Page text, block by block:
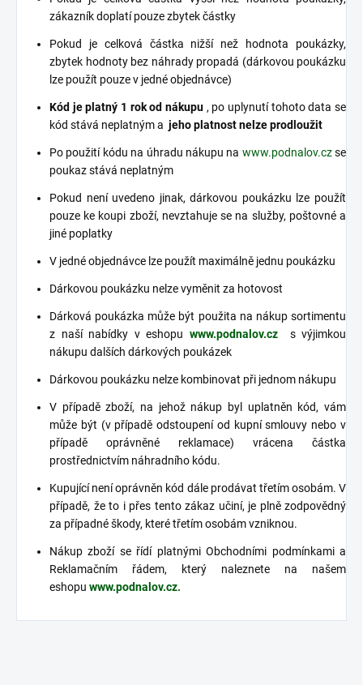
zákazník doplatí pouze zbytek částky
Pokud je celková částka nižší než hodnota poukázky,
zbytek hodnoty bez náhrady propadá (dárkovou poukázku
lze použít pouze v jedné objednávce)
Kód je platný 1 rok od nákupu , po uplynutí tohoto data se
kód stává neplatným a jeho platnost nelze prodloužit
Po použití kódu na úhradu nákupu na www.podnalov.cz se
poukaz stává neplatným
Pokud není uvedeno jinak, dárkovou poukázku lze použít
pouze ke koupi zboží, nevztahuje se na služby, poštovné a
jiné poplatky
V jedné objednávce lze použít maximálně jednu poukázku
Dárkovou poukázku nelze vyměnit za hotovost
Dárková poukázka může být použita na nákup sortimentu
z naší nabídky v eshopu www.podnalov.czs výjimkou
nákupu dalších dárkových poukázek
Dárkovou poukázku nelze kombinovat při jednom nákupu
V případě zboží, na jehož nákup byl uplatněn kód, vám
může být (v případě odstoupení od kupní smlouvy nebo v
případě oprávněné reklamace) vrácena částka
prostřednictvím náhradního kódu.
Kupující není oprávněn kód dále prodávat třetím osobám. V
případě, že to i přes tento zákaz učiní, je plně zodpovědný
za případné škody, které třetím osobám vzniknou.
Nákup zboží se řídí platnými Obchodními podmínkami a
Reklamačním řádem, který naleznete na našem
eshopu www.podnalov.cz.